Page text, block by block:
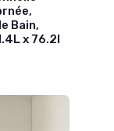
Bain,
x 76.2l